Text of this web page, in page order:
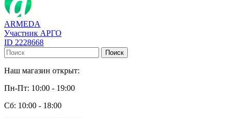
ARMEDA
Участник АРГО
ID 2228668
Поиск
Наш магазин открыт:
Пн-Пт: 10:00 - 19:00
Сб: 10:00 - 18:00